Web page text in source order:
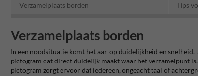
Verzamelplaats borden Tips
Verzamelplaats borden
In een noodsituatie komt het aan op duidelijkheid en
pictogram dat direct duidelijk maakt waar het verzamelpunt
pictogram zorgt ervoor dat iedereen, ongeacht taal of